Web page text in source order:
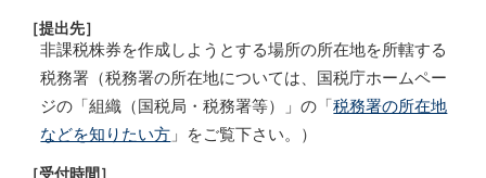
［提出先］
非課税株券を作成しようとする場所の所在地を所轄する
税務署（税務署の所在地については、国税庁ホームペー
ジの「組織（国税局・税務署等）」の「税務署の所在地
などを知りたい方 」をご覧下さい。）
［受付時間］